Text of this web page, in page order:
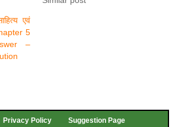
एवं
5
–
Privacy Policy Suggestion Page